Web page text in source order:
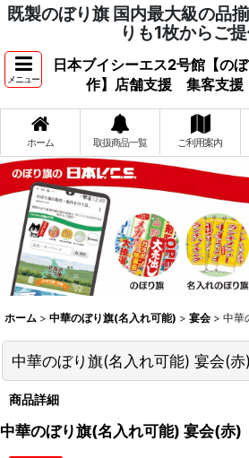
既製のぼり旗 国内最大級の品
りも1枚からご提
メニュー
日本ブイシーエス2号館【の
作】店舗支援 集客支
ホーム 取扱商品一覧 ご利用案内
ホーム > 中華のぼり旗(名入れ可能) > 宴会 > 中華
中華のぼり旗(名入れ可能) 宴会(赤)
商品詳細
中華のぼり旗(名入れ可能) 宴会(赤)